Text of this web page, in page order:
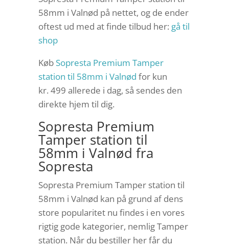
58mm i Valnød på nettet, og de ender
oftest ud med at finde tilbud her: gå til
shop
Køb Sopresta Premium Tamper
station til 58mm i Valnød for kun
kr. 499 allerede i dag, så sendes den
direkte hjem til dig.
Sopresta Premium
Tamper station til
58mm i Valnød fra
Sopresta
Sopresta Premium Tamper station til
58mm i Valnød kan på grund af dens
store popularitet nu findes i en vores
rigtig gode kategorier, nemlig Tamper
station. Når du bestiller her får du